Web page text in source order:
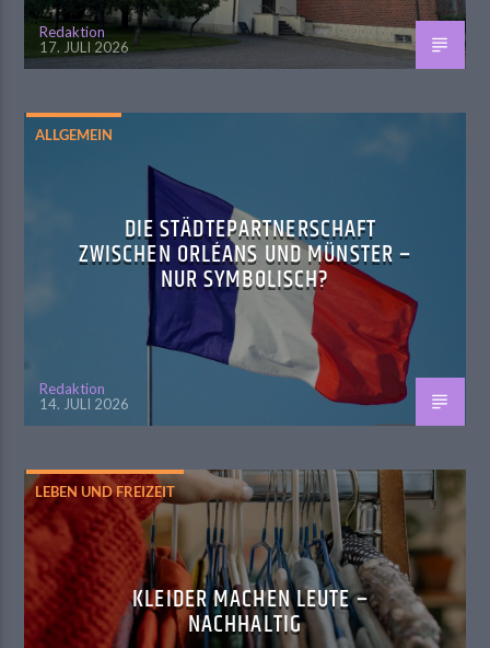
Redaktion
17. JULI 2026
ALLGEMEIN
DIE STÄDTEPARTNERSCHAFT
ZWISCHEN ORLÉANS UND MÜNSTER –
NUR SYMBOLISCH?
Redaktion
14. JULI 2026
LEBEN UND FREIZEIT
KLEIDER MACHEN LEUTE –
NACHHALTIG